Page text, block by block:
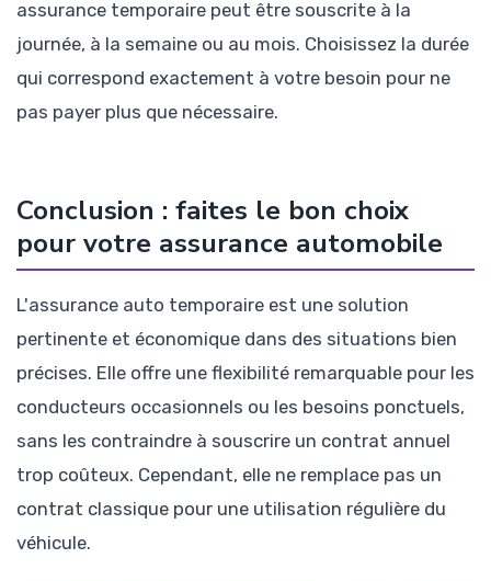
assurance temporaire peut être souscrite à la
journée, à la semaine ou au mois. Choisissez la durée
qui correspond exactement à votre besoin pour ne
pas payer plus que nécessaire.
Conclusion : faites le bon choix
pour votre assurance automobile
L'assurance auto temporaire est une solution
pertinente et économique dans des situations bien
précises. Elle offre une flexibilité remarquable pour les
conducteurs occasionnels ou les besoins ponctuels,
sans les contraindre à souscrire un contrat annuel
trop coûteux. Cependant, elle ne remplace pas un
contrat classique pour une utilisation régulière du
véhicule.